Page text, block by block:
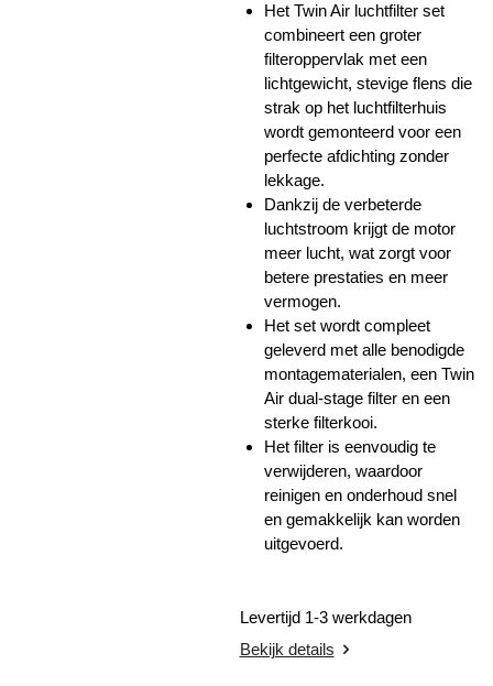
Het Twin Air luchtfilter set
combineert een groter
filteroppervlak met een
lichtgewicht, stevige flens die
strak op het luchtfilterhuis
wordt gemonteerd voor een
perfecte afdichting zonder
lekkage.
Dankzij de verbeterde
luchtstroom krijgt de motor
meer lucht, wat zorgt voor
betere prestaties en meer
vermogen.
Het set wordt compleet
geleverd met alle benodigde
montagematerialen, een Twin
Air dual-stage filter en een
sterke filterkooi.
Het filter is eenvoudig te
verwijderen, waardoor
reinigen en onderhoud snel
en gemakkelijk kan worden
uitgevoerd.
Levertijd 1-3 werkdagen
Bekijk details